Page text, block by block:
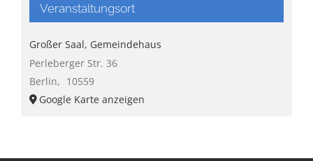
Veranstaltungsort
Großer Saal, Gemeindehaus
Perleberger Str. 36
Berlin, 10559
Google Karte anzeigen